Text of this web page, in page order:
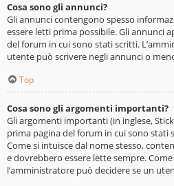
Cosa sono gli annunci?
Gli annunci contengono spesso
essere letti prima possibile. Gli annunci
del forum in cui sono stati scritti.
utente può scrivere negli annunci o
Top
Cosa sono gli argomenti importanti?
Gli argomenti importanti (in inglese,
prima pagina del forum in cui sono stati
Come si intuisce dal nome stesso,
e dovrebbero essere lette sempre.
l’amministratore può decidere se un